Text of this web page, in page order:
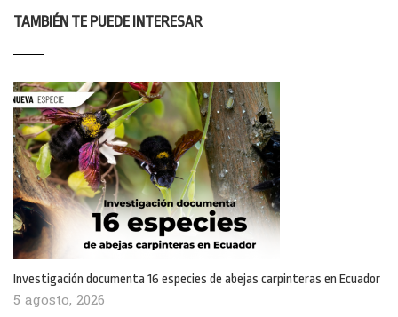
TAMBIÉN TE PUEDE INTERESAR
Investigación documenta 16 especies de abejas carpinteras en Ecuador
5 agosto, 2026